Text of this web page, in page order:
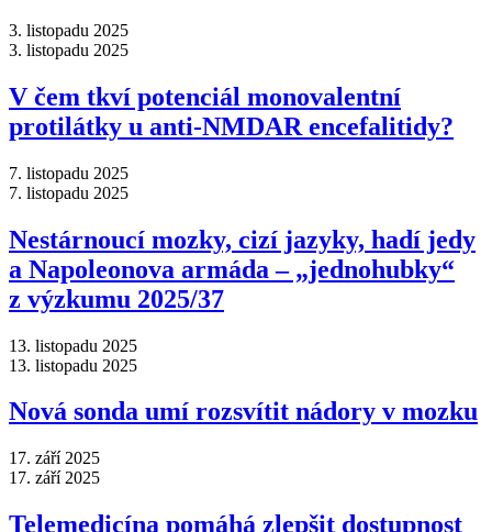
3. listopadu 2025
3. listopadu 2025
V čem tkví potenciál monovalentní
protilátky u anti-NMDAR encefalitidy?
7. listopadu 2025
7. listopadu 2025
Nestárnoucí mozky, cizí jazyky, hadí jedy
a Napoleonova armáda –⁠ „jednohubky“
z výzkumu 2025/37
13. listopadu 2025
13. listopadu 2025
Nová sonda umí rozsvítit nádory v mozku
17. září 2025
17. září 2025
Telemedicína pomáhá zlepšit dostupnost